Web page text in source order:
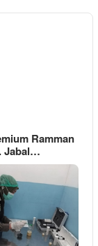
Ramman
Jabal…